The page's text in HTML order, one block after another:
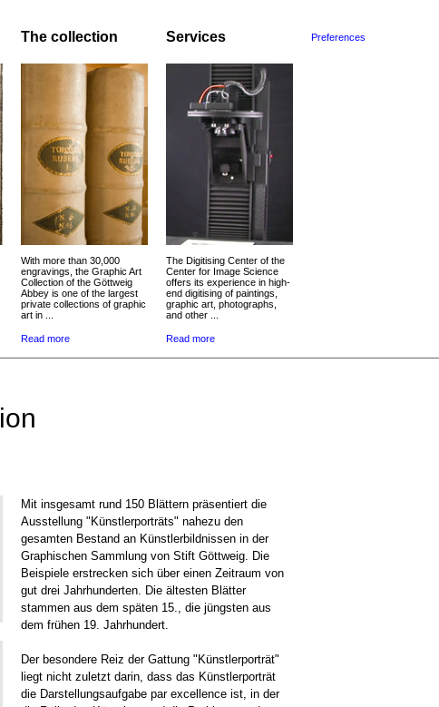
The collection
With more than 30,000
engravings, the Graphic Art
Collection of the Göttweig
Abbey is one of the largest
private collections of graphic
art in ...
Read more
Services
The Digitising Center of the
Center for Image Science
offers its experience in high-
end digitising of paintings,
graphic art, photographs,
and other ...
Read more
Preferences
Mit insgesamt rund 150 Blättern präsentiert die
Ausstellung "Künstlerporträts" nahezu den
gesamten Bestand an Künstlerbildnissen in der
Graphischen Sammlung von Stift Göttweig. Die
Beispiele erstrecken sich über einen Zeitraum von
gut drei Jahrhunderten. Die ältesten Blätter
stammen aus dem späten 15., die jüngsten aus
dem frühen 19. Jahrhundert.
Der besondere Reiz der Gattung "Künstlerporträt"
liegt nicht zuletzt darin, dass das Künstlerporträt
die Darstellungsaufgabe par excellence ist, in der